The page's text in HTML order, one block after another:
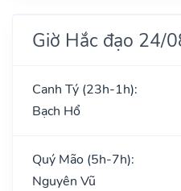
Giờ Hắc đạo 24/
Canh Tý (23h-1h):
Bạch Hổ
Quý Mão (5h-7h):
Nguyên Vũ